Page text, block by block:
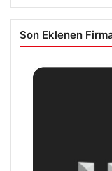
Son Eklenen